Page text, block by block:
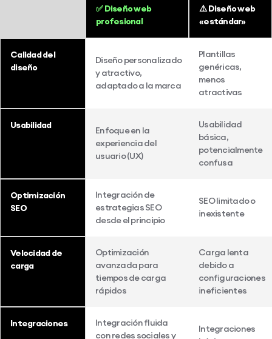
✅ Diseño web
profesional
⚠️ Diseño web
«estándar»
Calidad del
diseño
Diseño personalizado
y atractivo,
adaptado a la marca
Plantillas
genéricas,
menos
atractivas
Usabilidad
Enfoque en la
experiencia del
usuario (UX)
Usabilidad
básica,
potencialmente
confusa
Optimización
SEO
Integración de
estrategias SEO
desde el principio
SEO limitado o
inexistente
Velocidad de
carga
Optimización
avanzada para
tiempos de carga
rápidos
Carga lenta
debido a
configuraciones
ineficientes
Integraciones
Integración fluida
con redes sociales y
Integraciones